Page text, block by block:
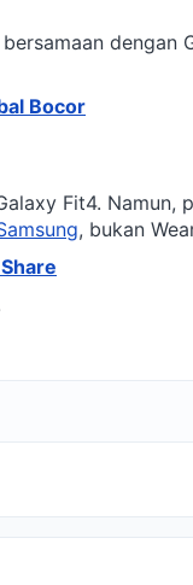
dengan
Bocor
Fit4. Namun,
, bukan